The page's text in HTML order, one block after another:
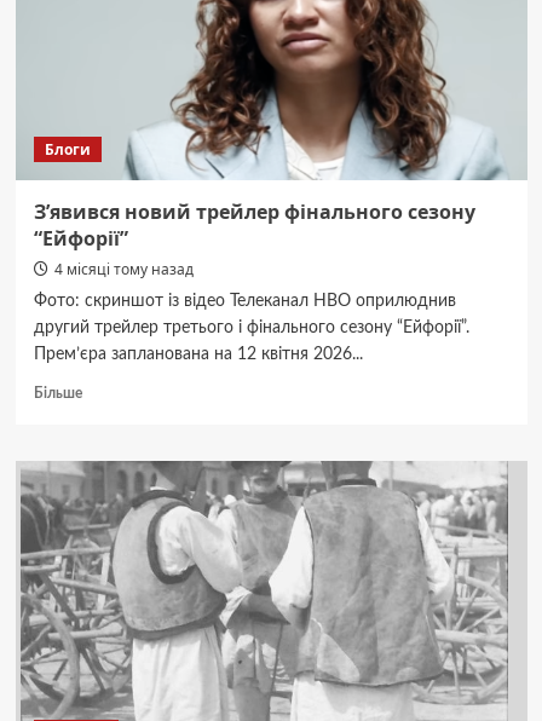
Блоги
З’явився новий трейлер фінального сезону
“Ейфорії”
4 місяці тому назад
Фото: скриншот із відео Телеканал HBO оприлюднив
другий трейлер третього і фінального сезону “Ейфорії”.
Прем’єра запланована на 12 квітня 2026...
БільшеДокладніше
новий
трейлер
фінального
сезону
“Ейфорії”